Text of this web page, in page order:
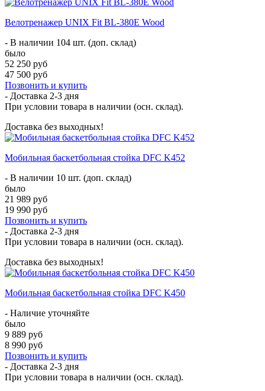
Велотренажер UNIX Fit BL-380E Wood
- В наличии 104 шт. (доп. склад)
было
52 250 руб
47 500 руб
Позвонить и купить
- Доставка 2-3 дня
При условии товара в наличии (осн. склад).
Доставка без выходных!
Мобильная баскетбольная стойка DFC K452
- В наличии 10 шт. (доп. склад)
было
21 989 руб
19 990 руб
Позвонить и купить
- Доставка 2-3 дня
При условии товара в наличии (осн. склад).
Доставка без выходных!
Мобильная баскетбольная стойка DFC K450
- Наличие уточняйте
было
9 889 руб
8 990 руб
Позвонить и купить
- Доставка 2-3 дня
При условии товара в наличии (осн. склад).